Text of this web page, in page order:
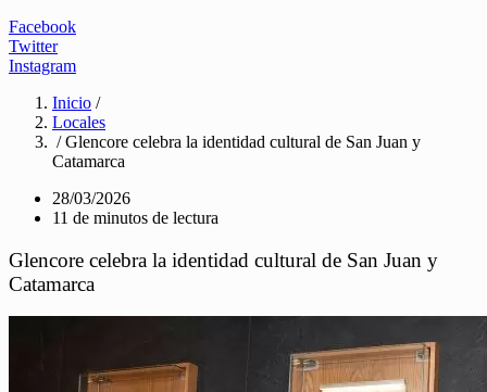
Facebook
Twitter
Instagram
Inicio /
Locales
/ Glencore celebra la identidad cultural de San Juan y
Catamarca
28/03/2026
11 de minutos de lectura
Glencore celebra la identidad cultural de San Juan y
Catamarca